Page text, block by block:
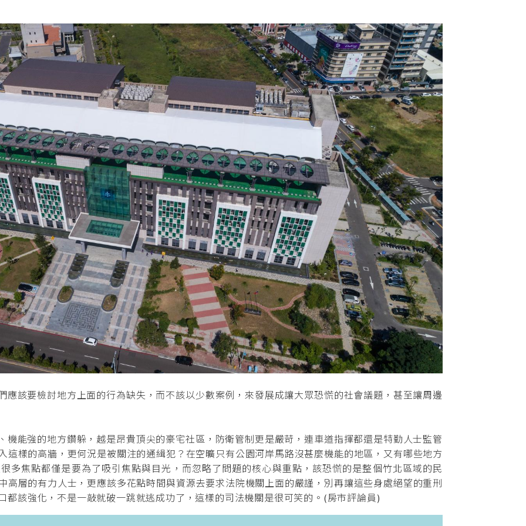
該要檢討地方上面的行為缺失，而不該以少數案例，來發展成讓大眾恐慌的社會議題，甚至讓周邊
能強的地方鑽躲，越是昂貴頂尖的豪宅社區，防衛管制更是嚴苛，連車道指揮都還是特勤人士監管
這樣的高牆，更何況是被關注的通緝犯？在空曠只有公園河岸馬路沒甚麼機能的地區，又有哪些地方
多焦點都僅是要為了吸引焦點與目光，而忽略了問題的核心與重點，該恐慌的是整個竹北區域的民
高層的有力人士，更應該多花點時間與資源去要求法院機關上面的嚴謹，別再讓這些身處絕望的重刑
都該強化，不是一敲就破一跳就逃成功了，這樣的司法機關是很可笑的。(房市評論員)